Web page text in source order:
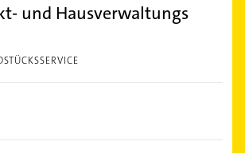
und Hausverwaltungs